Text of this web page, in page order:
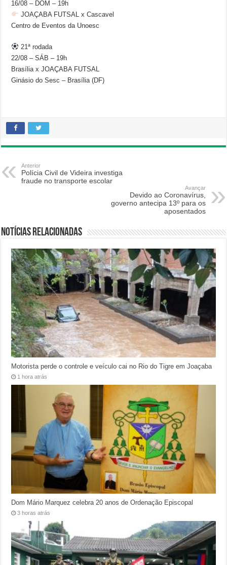
16/08 – DOM – 19h
JOAÇABA FUTSAL x Cascavel
Centro de Eventos da Unoesc
21ª rodada
22/08 – SÁB – 19h
Brasília x JOAÇABA FUTSAL
Ginásio do Sesc – Brasília (DF)
Anterior
Polícia Civil de Videira investiga
fraude no transporte escolar
Avançar
Devido ao Coronavírus,
governo antecipa 13º para os
aposentados
Notícias relacionadas
Motorista perde o controle e veículo cai no Rio do Tigre em Joaçaba
1 hora atrás
Dom Mário Marquez celebra 20 anos de Ordenação Episcopal
3 horas atrás